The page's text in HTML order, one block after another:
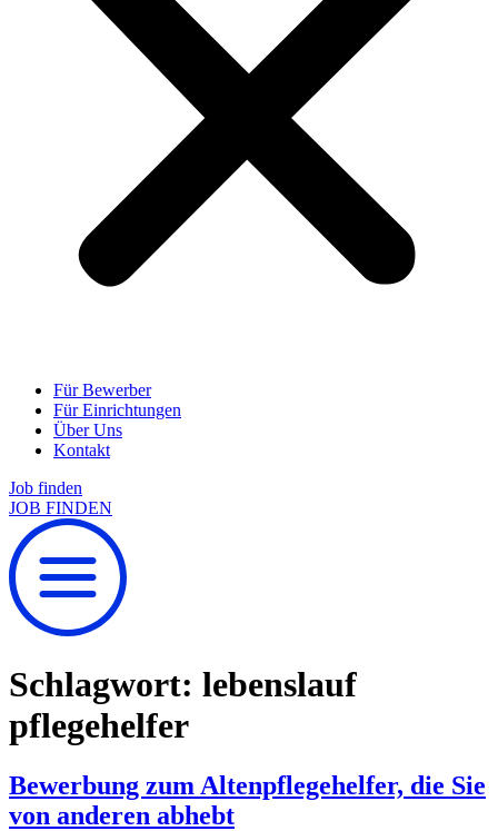
Für Bewerber
Für Einrichtungen
Über Uns
Kontakt
Job finden
JOB FINDEN
Schlagwort: lebenslauf
pflegehelfer
Bewerbung zum Altenpflegehelfer, die Sie
von anderen abhebt